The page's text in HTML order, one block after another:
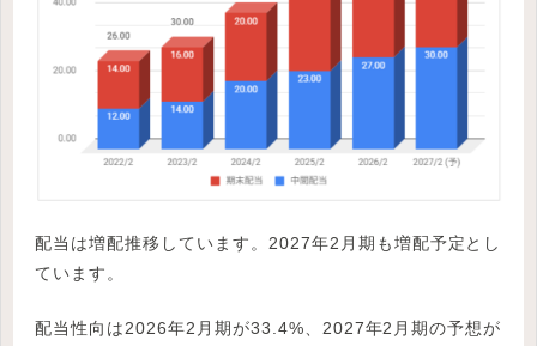
配当は増配推移しています。2027年2月期も増配予定とし
ています。
配当性向は2026年2月期が33.4%、2027年2月期の予想が